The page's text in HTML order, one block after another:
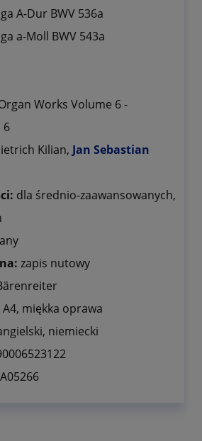
A-Dur BWV 536a
a-Moll BWV 543a
Works Volume 6 -
6
Kilian, Jan Sebastian
dla średnio-zaawansowanych,
zapis nutowy
miękka oprawa
niemiecki